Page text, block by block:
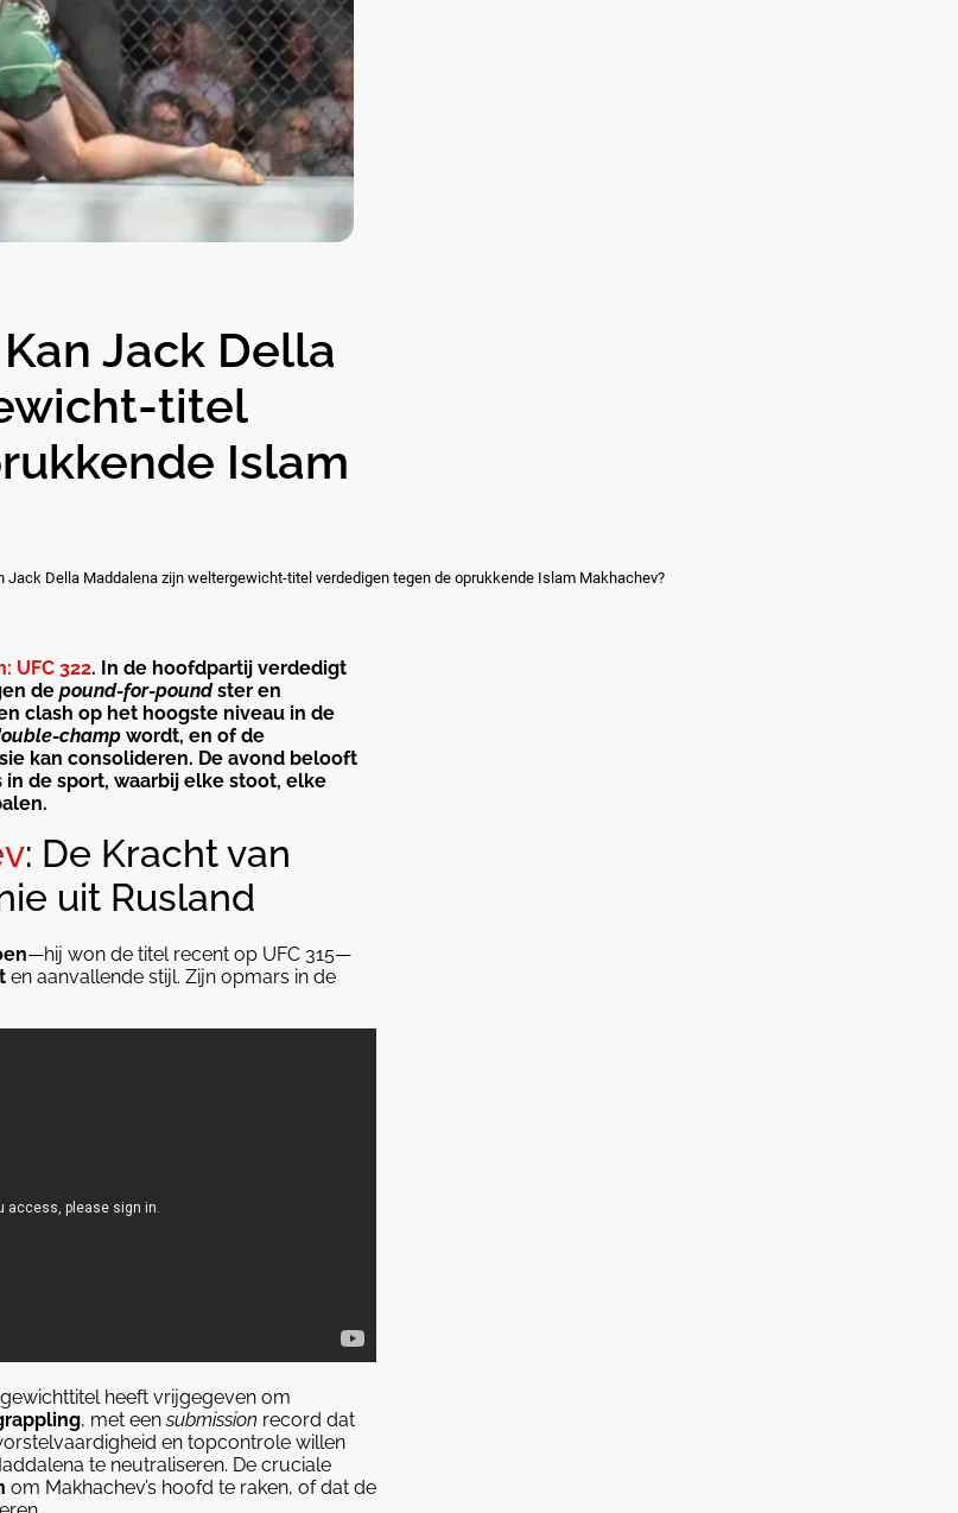
Jack Della
titel
Islam
Jack Della Maddalena zijn weltergewicht-titel verdedigen tegen de oprukkende Islam Makhachev?
UFC 322. In de hoofdpartij verdedigt
de pound-for-poundster en
clash op het hoogste niveau in de
champ wordt, en of de
kan consolideren. De avond belooft
de sport, waarbij elke stoot, elke
: De Kracht van
uit Rusland
—hij won de titel recent op UFC 315—
en aanvallende stijl. Zijn opmars in de
heeft vrijgegeven om
, met eensubmission record dat
en topcontrole willen
te neutraliseren. De cruciale
om Makhachev’s hoofd te raken, of dat de